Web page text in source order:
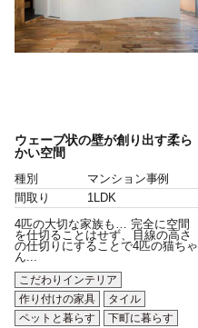
ウェーブ状の壁が創り出す柔ら
かい空間
種別
マンション事例
間取り
1LDK
4匹の大切な家族も… 完全に空間
を仕切ることはせず、目線の高さ
の仕切りにすることで4匹の猫ちゃ
ん...
こだわりインテリア
作り付けの家具
タイル
ペットと暮らす
下町に暮らす